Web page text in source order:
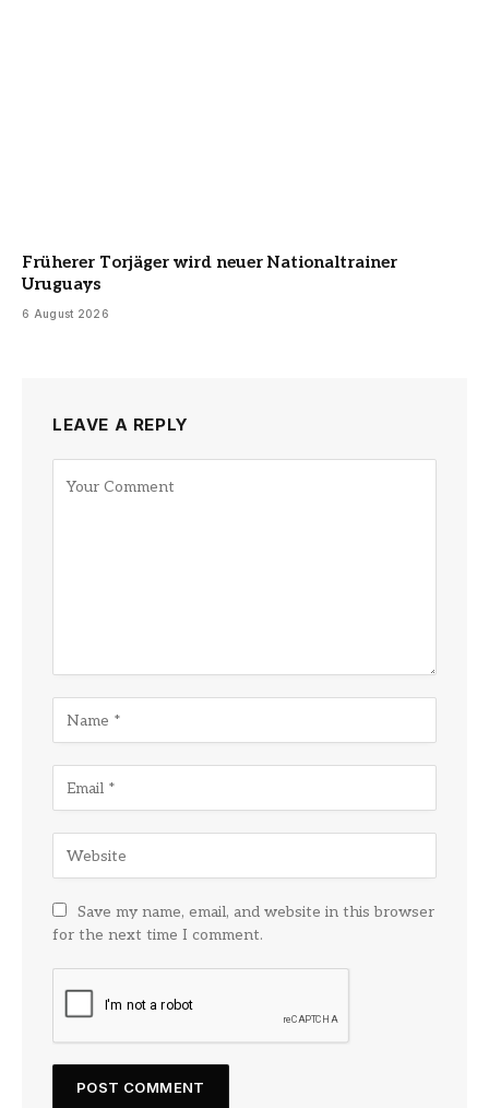
Früherer Torjäger wird neuer Nationaltrainer
Uruguays
6 August 2026
LEAVE A REPLY
Save my name, email, and website in this browser
for the next time I comment.